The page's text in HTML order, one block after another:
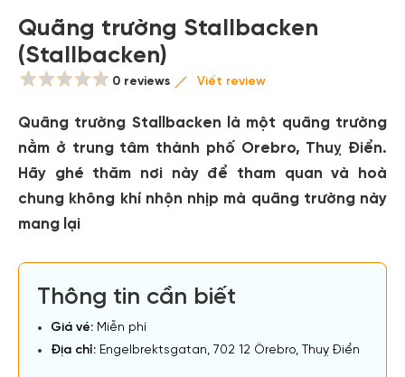
Quãng trường Stallbacken
(Stallbacken)
0 reviews Viết review
Quãng trường Stallbacken là một quãng trường
nằm ở trung tâm thành phố Orebro, Thuỵ Điển.
Hãy ghé thăm nơi này để tham quan và hoà
chung không khí nhộn nhịp mà quãng trường này
mang lại
Thông tin cần biết
Giá vé: Miễn phí
Địa chỉ: Engelbrektsgatan, 702 12 Örebro, Thuỵ Điển